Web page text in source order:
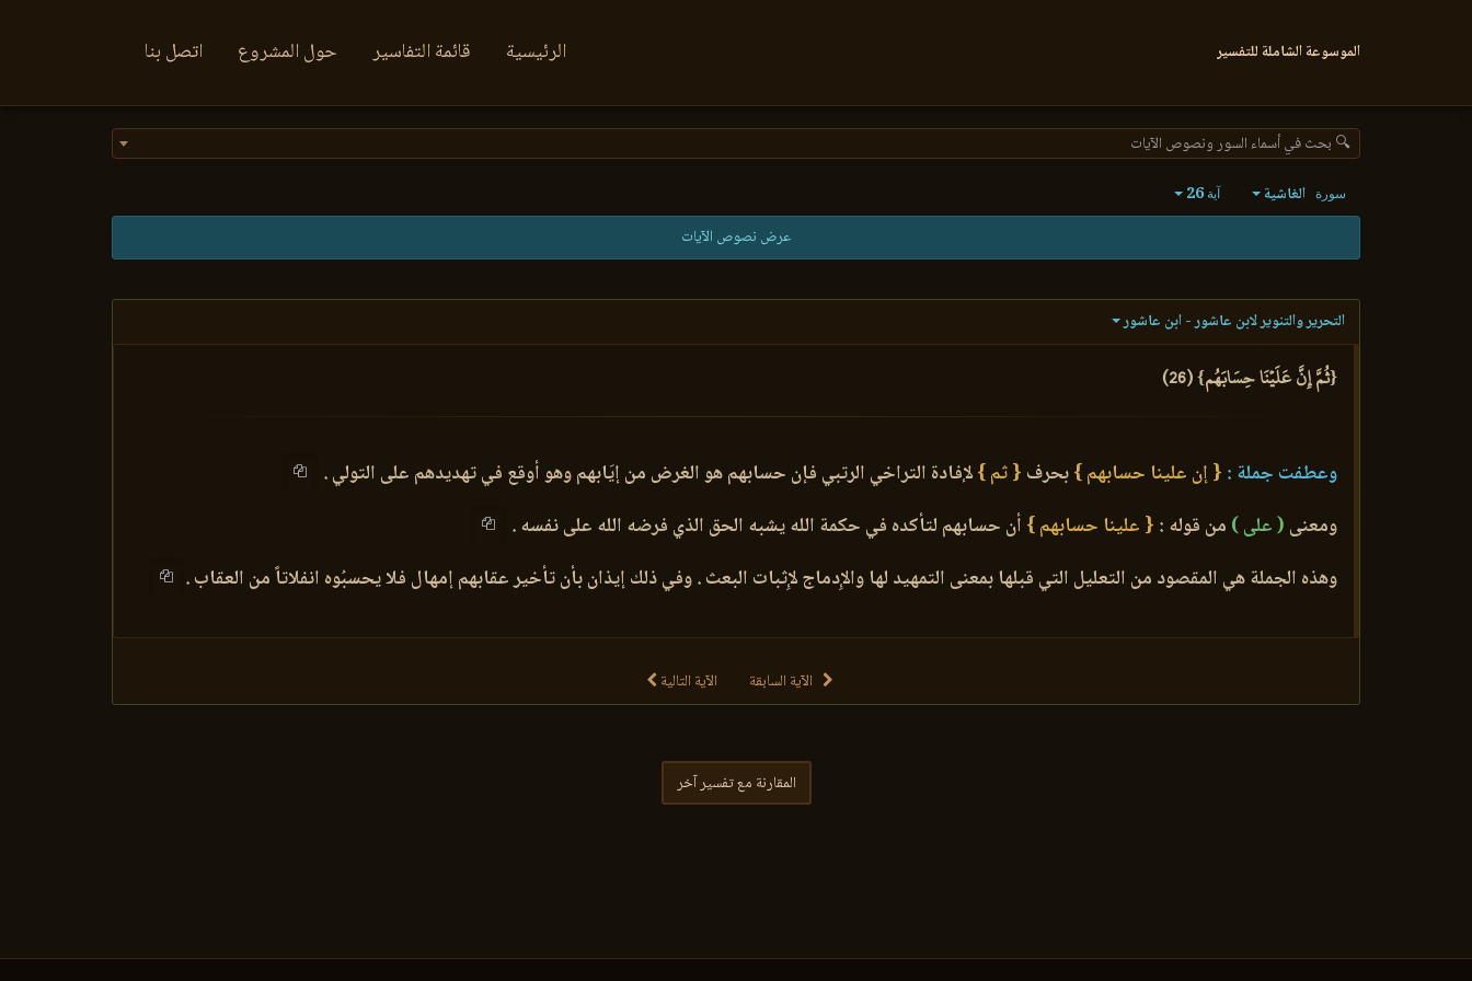
الموسوعة الشاملة للتفسير الرئيسية قائمة التفاسير حول المشروع اتصل بنا
🔍 بحث في أسماء السور ونصوص الآيات
سورة الغاشية آية26
عرض نصوص الآيات
التحرير والتنوير لابن عاشور - ابن عاشور
{ثُمَّ إِنَّ عَلَيۡنَا حِسَابَهُم} (26)
وعطفت جملة : { إن علينا حسابهم }بحرف { ثم }لإفادة التراخي الرتبي فإن حسابهم هو الغرض من إيَابهم وهو أوقع في تهديدهم على التولي .
ومعنى ( على ) من قوله : { علينا حسابهم } أن حسابهم لتأكده في حكمة الله يشبه الحق الذي فرضه الله على نفسه .
وهذه الجملة هي المقصود من التعليل التي قبلها بمعنى التمهيد لها والإِدماج لإِثبات البعث . وفي ذلك إيذان بأن تأخير عقابهم إمهال فلا يحسبُوه انفلاتاً من العقاب .
الآية السابقة الآية التالية
المقارنة مع تفسير آخر